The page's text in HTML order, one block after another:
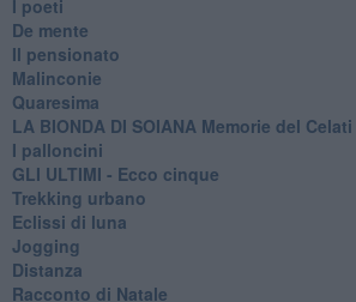
I poeti
De mente
Il pensionato
Malinconie
Quaresima
LA BIONDA DI SOIANA Memorie del
I palloncini
GLI ULTIMI - Ecco cinque
Trekking urbano
Eclissi di luna
Jogging
Distanza
Racconto di Natale